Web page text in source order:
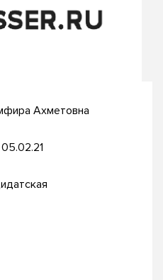
Ахметовна
05.02.21